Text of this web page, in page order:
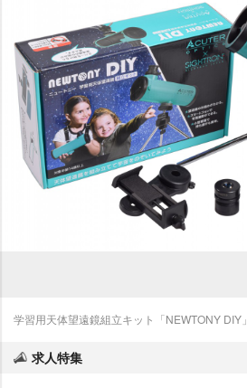
学習用天体望遠鏡組立キット「NEWTONY DIY」
求人特集